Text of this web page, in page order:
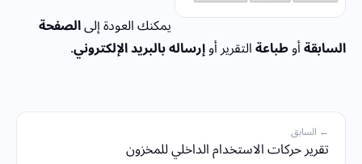
يمكنك العودة إلىالصفحة
السابقةأوطباعةالتقرير أوإرساله بالبريد الإلكتروني.
← السابق
تقرير حركات الاستخدام الداخلي للمخزون